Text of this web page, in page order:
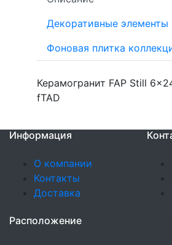
Декоративные элементы
Фоновая плитка
Керамогранит FAP Still
fTAD
Информация
О компании
Контакты
Доставка
Расположение